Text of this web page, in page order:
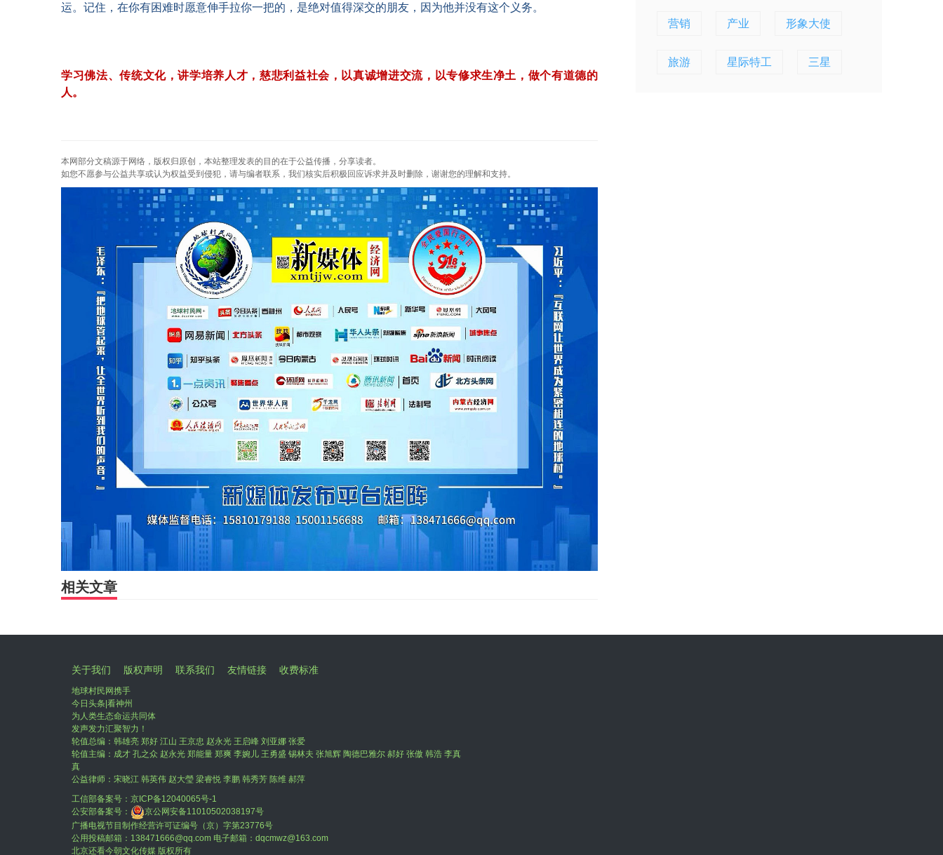
运。记住，在你有困难时愿意伸手拉你一把的，是绝对值得深交的朋友，因为他并没有这个义务。
学习佛法、传统文化，讲学培养人才，慈悲利益社会，以真诚增进交流，以专修求生净土，做个有道德的
人。
本网部分文稿源于网络，版权归原创，本站整理发表的目的在于公益传播，分享读者。
如您不愿参与公益共享或认为权益受到侵犯，请与编者联系，我们核实后积极回应诉求并及时删除，谢谢您的理解和支持。
相关文章
营销 产业 形象大使
旅游 星际特工 三星
关于我们 版权声明 联系我们 友情链接 收费标准
地球村民网携手
今日头条|看神州
为人类生态命运共同体
发声发力汇聚智力！
轮值总编：韩雄亮 郑好 江山 王京忠 赵永光 王启峰 刘亚娜 张爱
轮值主编：成才 孔之众 赵永光 郑能量 郑爽 李婉儿 王勇盛 锡林夫 张旭辉 陶德巴雅尔 郝好 张傲 韩浩 李真
真
公益律师：宋晓江 韩英伟 赵大瑩 梁睿悦 李鹏 韩秀芳 陈维 郝萍
工信部备案号： 京ICP备12040065号-1
公安部备案号：
京公网安备11010502038197号
广播电视节目制作经营许可证编号（京）字第23776号
公用投稿邮箱：138471666@qq.com 电子邮箱：dqcmwz@163.com
北京还看今朝文化传媒 版权所有